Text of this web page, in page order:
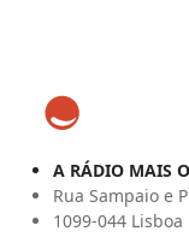
A RÁDIO MAIS
Rua Sampaio e
1099-044 Lisboa